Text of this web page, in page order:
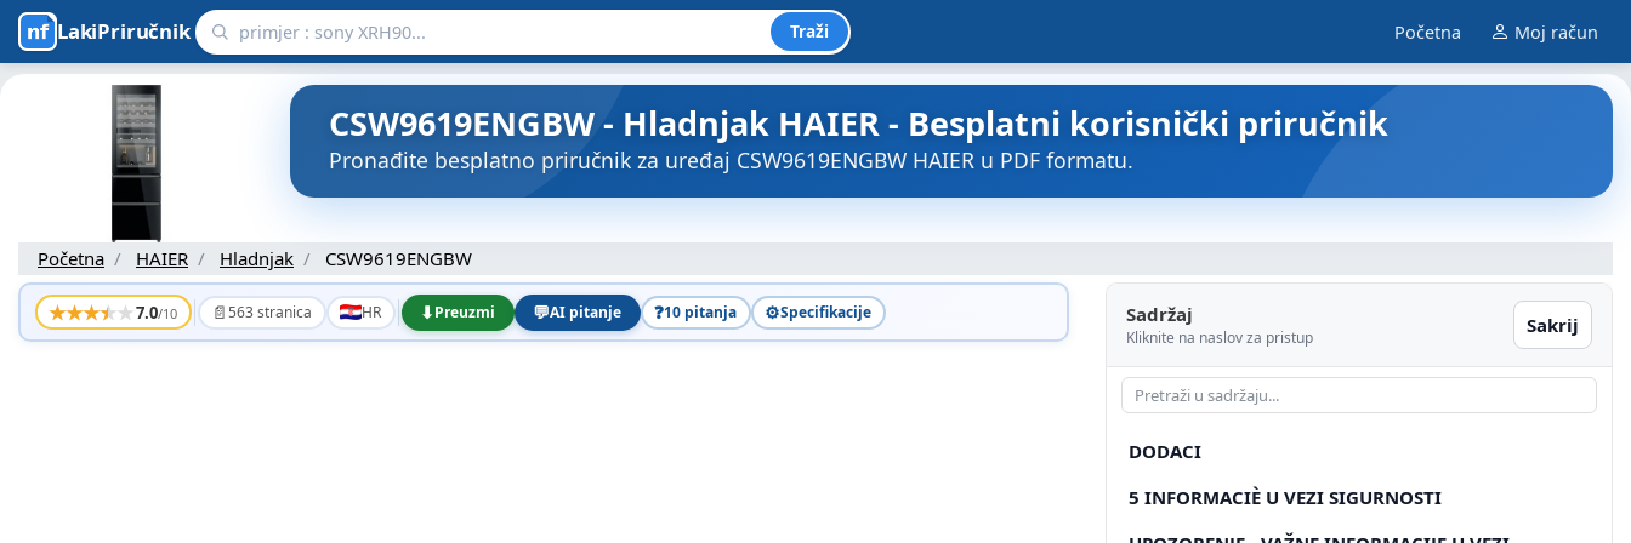
LakiPriručnik Traži Početna Moj račun
CSW9619ENGBW - Hladnjak HAIER - Besplatni korisnički priručnik
Pronađite besplatno priručnik za uređaj CSW9619ENGBW HAIER u PDF formatu.
Početna HAIER Hladnjak CSW9619ENGBW
★★★★★7.0/10 📄563 stranica HR ⬇Preuzmi 💬AI pitanje ❓10 pitanja ⚙️Specifikacije Sadržaj
Kliknite na naslov za pristup
Sakrij
DODACI
5 INFORMACIÈ U VEZI SIGURNOSTI